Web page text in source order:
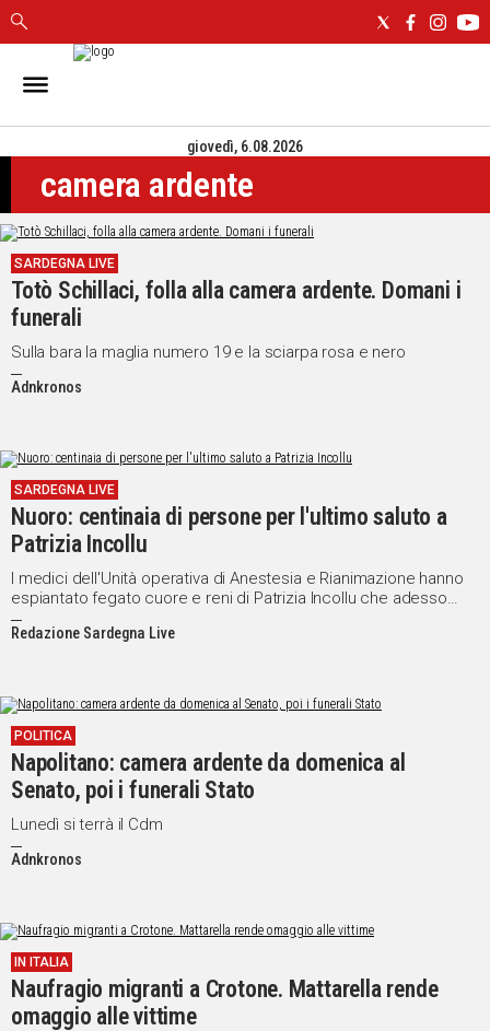
IN
CAGLIARI
SASSARI
NUORO
ORISTANO
SULCIS
GALLURA
OGLIASTRA
MEDIO
CAMPIDANO
NOTIZIE
POLITICA
IN
ITALIA
NEL
MONDO
VIDEO
Vai
WHATSAPP
Social
giovedì, 6.08.2026
camera ardente
SARDEGNA LIVE
Totò Schillaci, folla alla camera ardente. Domani i
funerali
Sulla bara la maglia numero 19 e la sciarpa rosa e nero
Adnkronos
SARDEGNA LIVE
Nuoro: centinaia di persone per l'ultimo saluto a
Patrizia Incollu
I medici dell'Unità operativa di Anestesia e Rianimazione hanno
espiantato fegato cuore e reni di Patrizia Incollu che adesso
daranno una nuova vita ad altre persone
Redazione Sardegna Live
POLITICA
Napolitano: camera ardente da domenica al
Senato, poi i funerali Stato
Lunedì si terrà il Cdm
Adnkronos
IN ITALIA
Naufragio migranti a Crotone. Mattarella rende
omaggio alle vittime